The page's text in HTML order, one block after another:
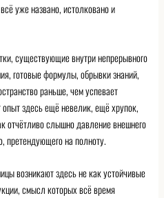
уже названо, истолковано и
существующие внутри непрерывного
готовые формулы, обрывки знаний,
раньше, чем успевает
здесь ещё невелик, ещё хрупок,
отчётливо слышно давление внешнего
претендующего на полноту.
возникают здесь не как устойчивые
смысл которых всё время